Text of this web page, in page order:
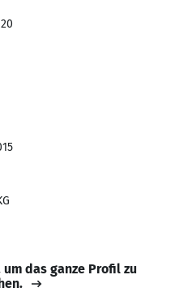
um das ganze Profil zu